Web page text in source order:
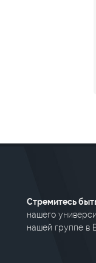
Стремитесь
нашего
нашей группе в